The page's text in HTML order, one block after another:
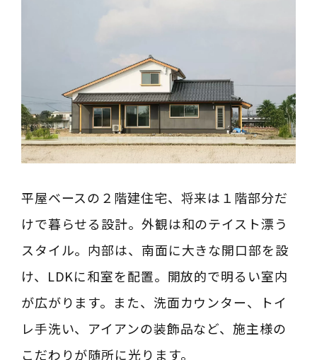
平屋ベースの２階建住宅、将来は１階部分だ
けで暮らせる設計。外観は和のテイスト漂う
スタイル。内部は、南面に大きな開口部を設
け、LDKに和室を配置。開放的で明るい室内
が広がります。また、洗面カウンター、トイ
レ手洗い、アイアンの装飾品など、施主様の
こだわりが随所に光ります。